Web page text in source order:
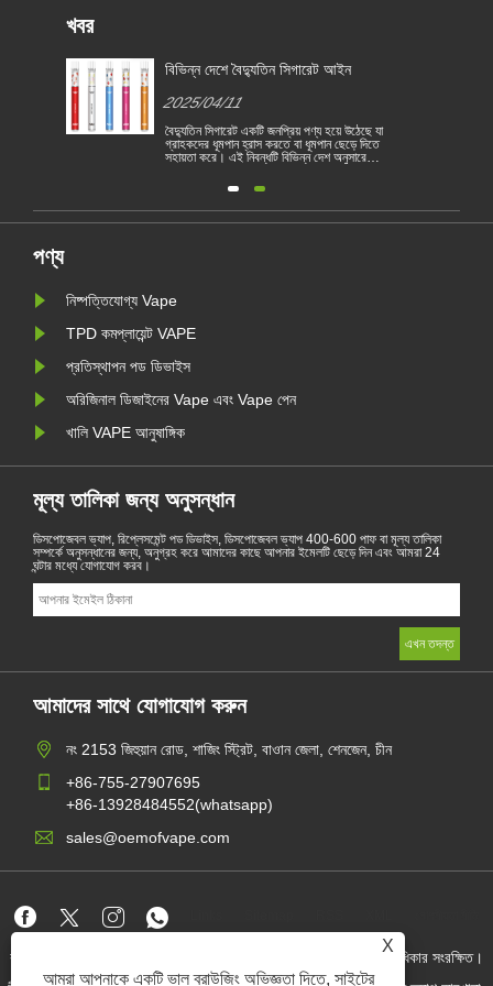
X
আমরা আপনাকে একটি ভাল ব্রাউজিং অভিজ্ঞতা দিতে, সাইটের
খবর
বিভিন্ন দেশে বৈদ্যুতিন সিগারেট আইন
2025/04/11
বৈদ্যুতিন সিগারেট একটি জনপ্রিয় পণ্য হয়ে উঠেছে যা
গ্রাহকদের ধূমপান হ্রাস করতে বা ধূমপান ছেড়ে দিতে
সহায়তা করে। এই নিবন্ধটি বিভিন্ন দেশ অনুসারে
তদ্ব্যতীত, কয়েকটি দেশ রয়েছে এবং অঞ্চলগুলি
ভ্যাপিং পণ্য নিষিদ্ধ করেছে।
পণ্য
নিষ্পত্তিযোগ্য Vape
TPD কমপ্লায়েন্ট VAPE
প্রতিস্থাপন পড ডিভাইস
অরিজিনাল ডিজাইনের Vape এবং Vape পেন
খালি VAPE আনুষাঙ্গিক
মূল্য তালিকা জন্য অনুসন্ধান
ডিসপোজেবল ভ্যাপ, রিপ্লেসমেন্ট পড ডিভাইস, ডিসপোজেবল ভ্যাপ 400-600 পাফ বা মূল্য তালিকা
সম্পর্কে অনুসন্ধানের জন্য, অনুগ্রহ করে আমাদের কাছে আপনার ইমেলটি ছেড়ে দিন এবং আমরা 24
ঘন্টার মধ্যে যোগাযোগ করব।
আমাদের সাথে যোগাযোগ করুন
নং 2153 জিহুয়ান রোড, শাজিং স্ট্রিট, বাওান জেলা, শেনজেন, চীন
+86-755-27907695
+86-13928484552(whatsapp)
sales@oemofvape.com
কপিরাইট © 2022 অ্যাপলাস প্রিসিশন টেকনোলজি কোং, লিমিটেড। সমস্ত অধিকার সংরক্ষিত।